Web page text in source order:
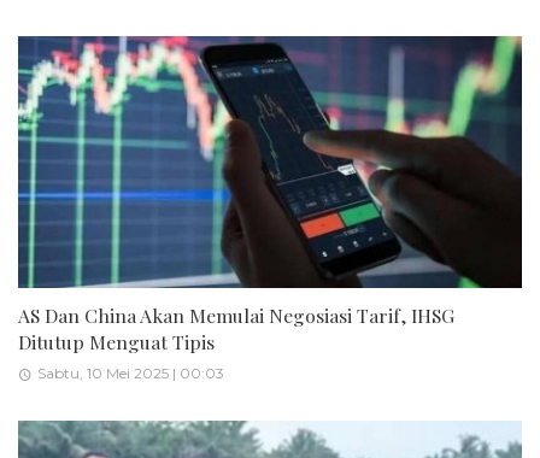
AS Dan China Akan Memulai Negosiasi Tarif, IHSG
Ditutup Menguat Tipis
Sabtu, 10 Mei 2025 | 00:03